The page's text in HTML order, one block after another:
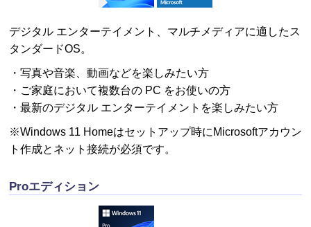
デジタル エンターテイメント、マルチメディアに適したス
タンダードOS。
・写真や音楽、動画などを楽しみたい方
・ご家庭において複数台の PC をお使いの方
・最新のデジタル エンターテイメントを楽しみたい方
※Windows 11 Homeはセットアップ時にMicrosoftアカウン
ト作成とネット接続が必須です。
Proエディション